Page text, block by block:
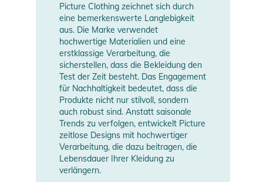
Picture Clothing zeichnet sich durch
eine bemerkenswerte Langlebigkeit
aus. Die Marke verwendet
hochwertige Materialien und eine
erstklassige Verarbeitung, die
sicherstellen, dass die Bekleidung den
Test der Zeit besteht. Das Engagement
für Nachhaltigkeit bedeutet, dass die
Produkte nicht nur stilvoll, sondern
auch robust sind. Anstatt saisonale
Trends zu verfolgen, entwickelt Picture
zeitlose Designs mit hochwertiger
Verarbeitung, die dazu beitragen, die
Lebensdauer Ihrer Kleidung zu
verlängern.